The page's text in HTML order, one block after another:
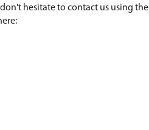
hesitate to contact us using